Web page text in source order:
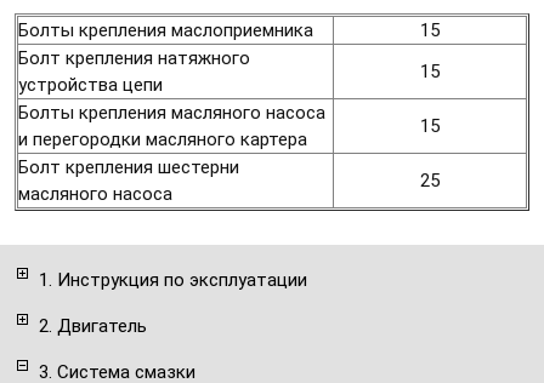
1. Инструкция по эксплуатации
2. Двигатель
3. Система смазки
Болты крепления маслоприемника
15
Болт крепления натяжного
устройства цепи
15
Болты крепления масляного насоса
и перегородки масляного картера
15
Болт крепления шестерни
масляного насоса
25